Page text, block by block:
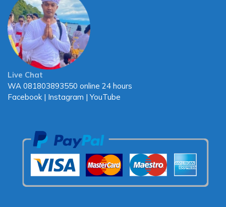
Live Chat
WA 081803893550 online 24 hours
Facebook | Instagram | YouTube